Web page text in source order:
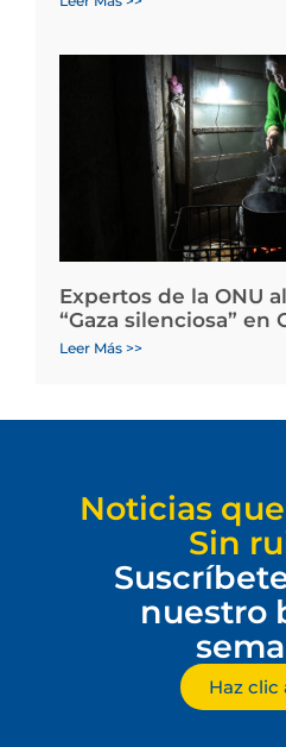
Expertos de la ONU
“Gaza silenciosa” en
Leer Más >>
Noticias
Sin
nuestro
Haz clic